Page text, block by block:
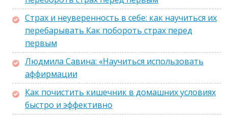
Страх и неуверенность в себе: как научиться их
перебарывать Как побороть страх перед
первым
Людмила Савина: «Научиться использовать
аффирмации
Как почистить кишечник в домашних условиях
быстро и эффективно